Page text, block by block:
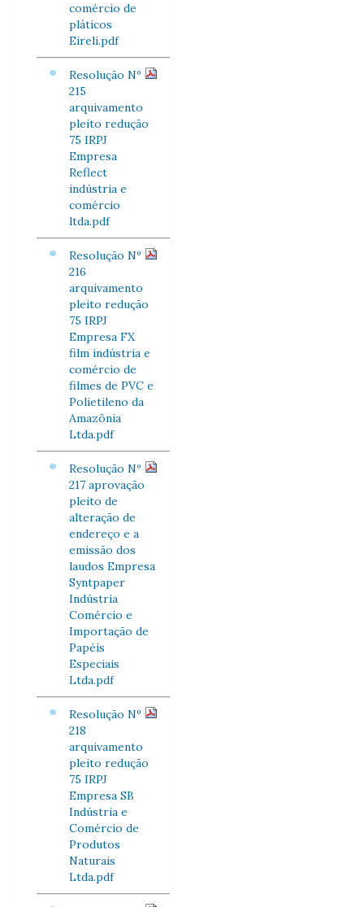
comércio de
pláticos
Eireli.pdf
Resolução Nº
215
arquivamento
pleito redução
75 IRPJ
Empresa
Reflect
indústria e
comércio
ltda.pdf
Resolução Nº
216
arquivamento
pleito redução
75 IRPJ
Empresa FX
film indústria e
comércio de
filmes de PVC e
Polietileno da
Amazônia
Ltda.pdf
Resolução Nº
217 aprovação
pleito de
alteração de
endereço e a
emissão dos
laudos Empresa
Syntpaper
Indústria
Comércio e
Importação de
Papéis
Especiais
Ltda.pdf
Resolução Nº
218
arquivamento
pleito redução
75 IRPJ
Empresa SB
Indústria e
Comércio de
Produtos
Naturais
Ltda.pdf